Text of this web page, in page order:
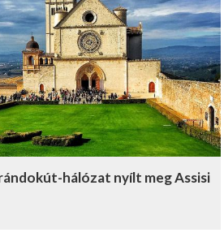
hálózat nyílt meg Assisi